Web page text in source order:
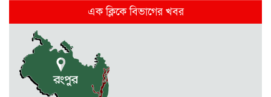
দিল্লিতে হাসিনার গণমাধ্যমে ভাষণ নিয়ে যা
বলছে ভারত
রাজধানীর তিন ক্যাম্পাসে ছাত্রদল-
ছাত্রশিবির দফায় দফায় সংঘর্ষ
এক ক্লিকে বিভাগের খবর